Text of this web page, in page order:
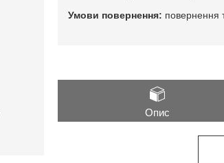
повернення
Опис